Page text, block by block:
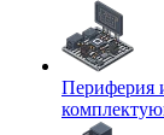
Периферия